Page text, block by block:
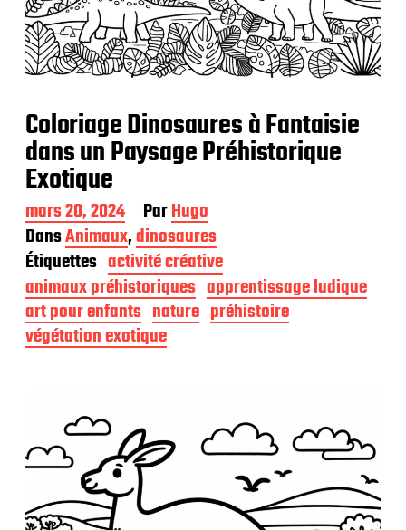
Coloriage Dinosaures à Fantaisie
dans un Paysage Préhistorique
Exotique
D
a
t
e
d
e
p
u
b
t
i
n
mars 20, 2024 ParHugo
DansAnimaux,dinosaures
Étiquettes activité créative
animaux préhistoriques apprentissage ludique
art pour enfants nature préhistoire
végétation exotique